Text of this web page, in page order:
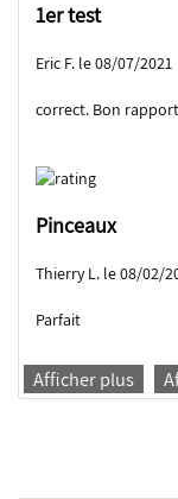
1er test
Eric F. le 08/07/2021
correct. Bon
Pinceaux
Thierry L. le 08/02/
Parfait
Afficher plus